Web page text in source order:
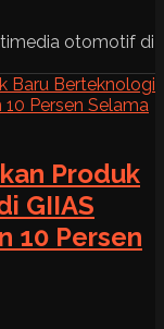
otomotif di
Produk
GIIAS
10 Persen